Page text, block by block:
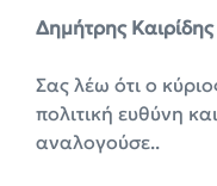
Δημήτρης
Σας λέω ότι ο
πολιτική ευθύνη
αναλογούσε..